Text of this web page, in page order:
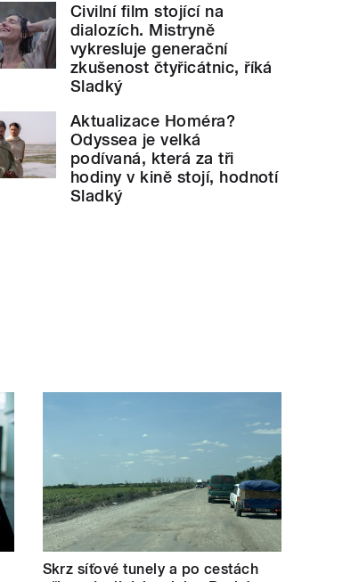
Civilní film stojící na
dialozích. Mistryně
vykresluje generační
zkušenost čtyřicátnic, říká
Sladký
Aktualizace Homéra?
Odyssea je velká
podívaná, která za tři
hodiny v kině stojí, hodnotí
Sladký
Skrz síťové tunely a po cestách